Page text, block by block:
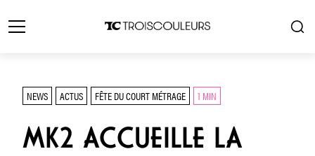
NEWS ACTUS FÊTE DU COURT MÉTRAGE 1 MIN
MK2 ACCUEILLE LA